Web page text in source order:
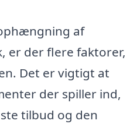
af
er der flere faktorer,
Det er vigtigt at
der spiller ind,
tilbud og den